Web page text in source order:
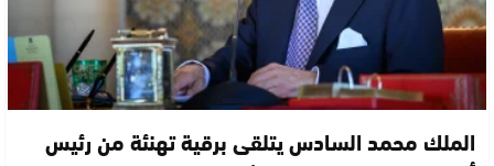
الملك محمد السادس يتلقى برقية تهنئة من رئيس